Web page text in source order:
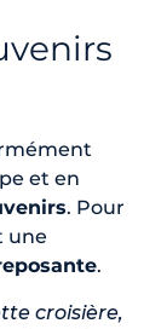
et en
. Pour
une
.
croisière,